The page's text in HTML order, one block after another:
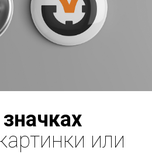
или